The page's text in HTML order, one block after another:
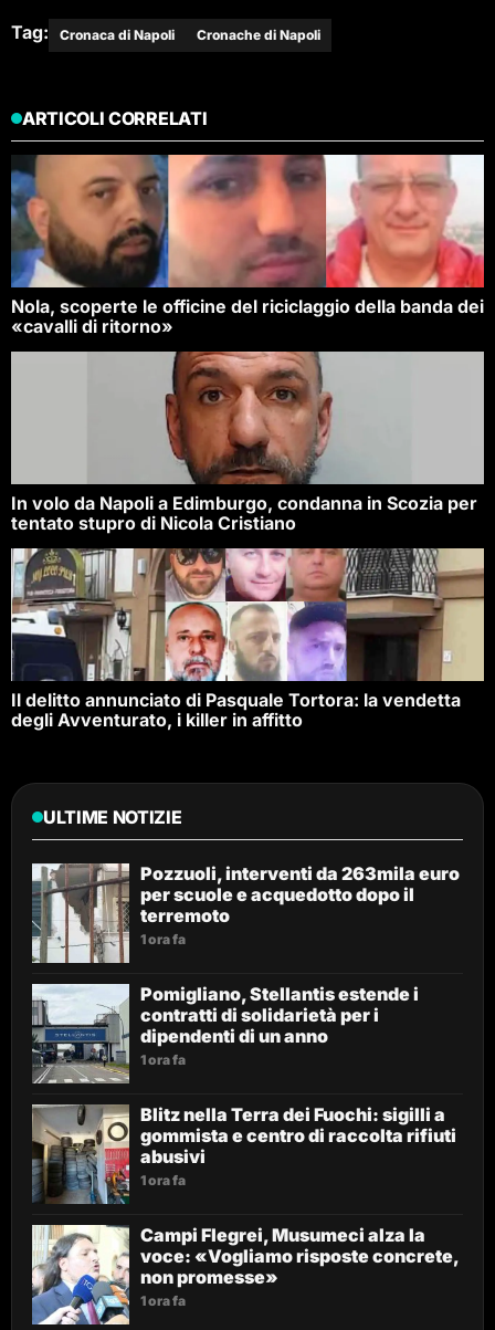
Tag: Cronaca di Napoli Cronache di Napoli
ARTICOLI CORRELATI
Nola, scoperte le officine del riciclaggio della banda dei
«cavalli di ritorno»
In volo da Napoli a Edimburgo, condanna in Scozia per
tentato stupro di Nicola Cristiano
Il delitto annunciato di Pasquale Tortora: la vendetta
degli Avventurato, i killer in affitto
ULTIME NOTIZIE
Pozzuoli, interventi da 263mila euro
per scuole e acquedotto dopo il
terremoto
1 ora fa
Pomigliano, Stellantis estende i
contratti di solidarietà per i
dipendenti di un anno
1 ora fa
Blitz nella Terra dei Fuochi: sigilli a
gommista e centro di raccolta rifiuti
abusivi
1 ora fa
Campi Flegrei, Musumeci alza la
voce: «Vogliamo risposte concrete,
non promesse»
1 ora fa